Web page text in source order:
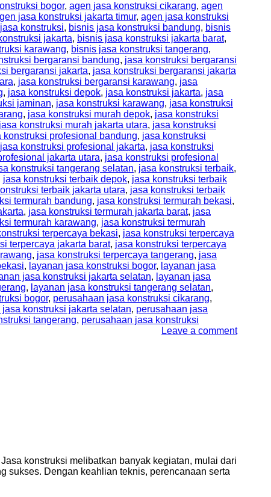
bogor, agen jasa konstruksi cikarang, agen
jasa konstruksi jakarta timur, agen jasa konstruksi
konstruksi, bisnis jasa konstruksi bandung, bisnis
jakarta, bisnis jasa konstruksi jakarta barat,
karawang, bisnis jasa konstruksi tangerang,
bergaransi bandung, jasa konstruksi bergaransi
bergaransi jakarta, jasa konstruksi bergaransi jakarta
, jasa konstruksi bergaransi karawang, jasa
, jasa konstruksi depok, jasa konstruksi jakarta, jasa
jaminan, jasa konstruksi karawang, jasa konstruksi
, jasa konstruksi murah depok, jasa konstruksi
jasa konstruksi murah jakarta utara, jasa konstruksi
konstruksi profesional bandung, jasa konstruksi
jasa konstruksi profesional jakarta, jasa konstruksi
jakarta utara, jasa konstruksi profesional
konstruksi tangerang selatan, jasa konstruksi terbaik,
jasa konstruksi terbaik depok, jasa konstruksi terbaik
terbaik jakarta utara, jasa konstruksi terbaik
termurah bandung, jasa konstruksi termurah bekasi,
, jasa konstruksi termurah jakarta barat, jasa
termurah karawang, jasa konstruksi termurah
terpercaya bekasi, jasa konstruksi terpercaya
terpercaya jakarta barat, jasa konstruksi terpercaya
, jasa konstruksi terpercaya tangerang, jasa
, layanan jasa konstruksi bogor, layanan jasa
jasa konstruksi jakarta selatan, layanan jasa
, layanan jasa konstruksi tangerang selatan,
bogor, perusahaan jasa konstruksi cikarang,
konstruksi jakarta selatan, perusahaan jasa
tangerang, perusahaan jasa konstruksi
Leave a comment
konstruksi melibatkan banyak kegiatan, mulai dari
sukses. Dengan keahlian teknis, perencanaan serta